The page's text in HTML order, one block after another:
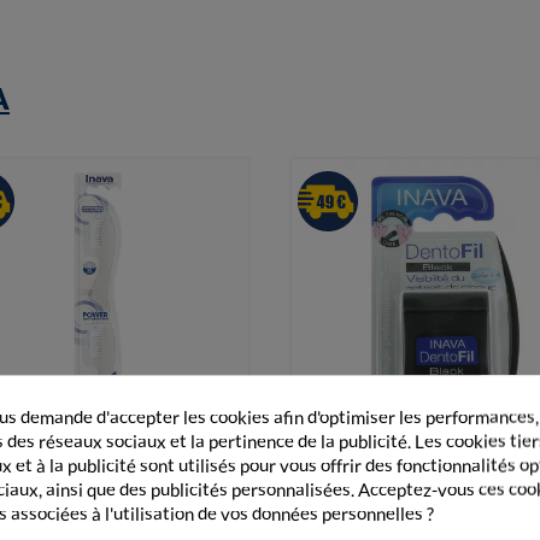
Recharges Sensibilité
Inava Hybrid X2
Vue rapide
Fil Dentaire DentoFil Black
50m
Vue rapide
demande d'accepter les cookies afin d'optimiser les
réseaux sociaux et la pertinence de la publicité. Les cookies
et à la publicité sont utilisés pour vous offrir des fonctionnalités
ainsi que des publicités personnalisées. Acceptez-vous ces
associées à l'utilisation de vos données personnelles ?